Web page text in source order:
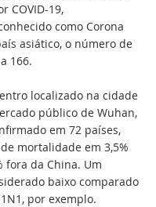
COVID-19,
como Corona
asiático, o número de
166.
localizado na cidade
público de Wuhan,
em 72 países,
mortalidade em 3,5%
fora da China. Um
baixo comparado
por exemplo.